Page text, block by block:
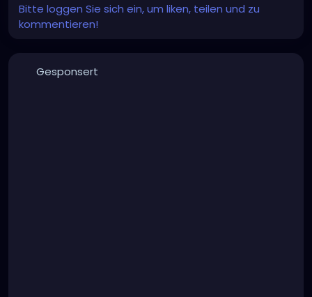
Bitte loggen Sie sich ein, um liken, teilen und zu
kommentieren!
Gesponsert